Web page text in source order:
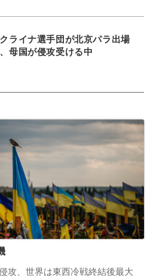
ライナ選手団が北京パラ出場
母国が侵攻受ける中
攻、世界は東西冷戦終結後最大